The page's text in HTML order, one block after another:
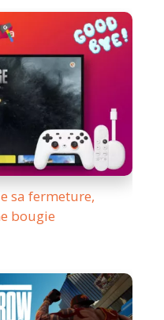
sa fermeture,
bougie